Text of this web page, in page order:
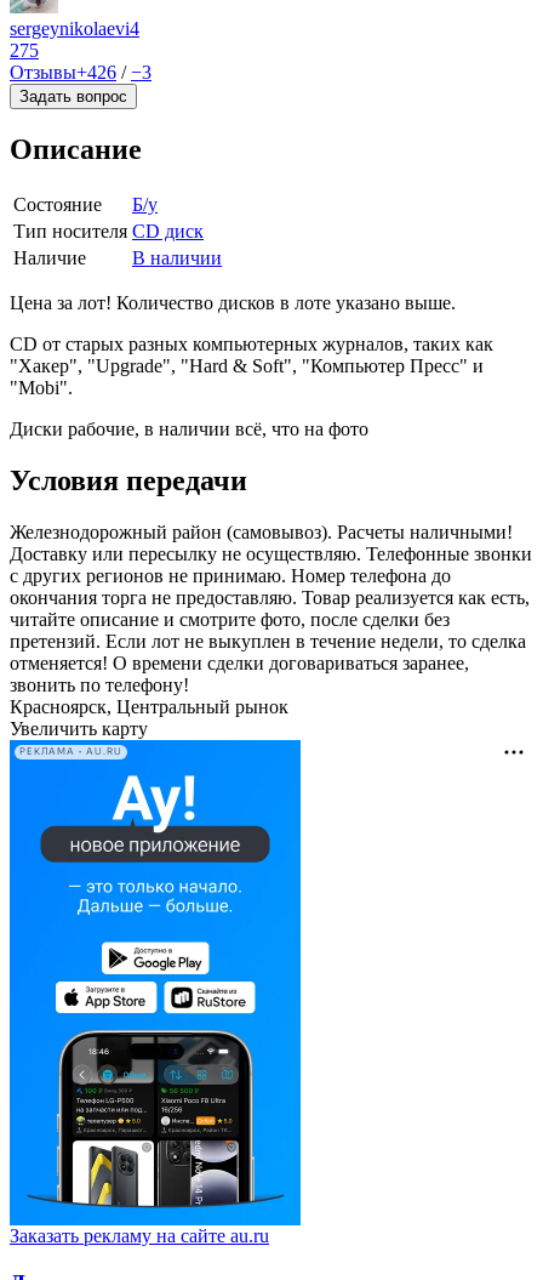
sergeynikolaevi4
275
Отзывы+426 /−3
Задать вопрос
Описание
Состояние
Б/у
Тип носителя CD диск
Наличие
В наличии
Цена за лот! Количество дисков в лоте указано выше.
CD от старых разных компьютерных журналов, таких как
"Хакер", "Upgrade", "Hard & Soft", "Компьютер Пресс" и
"Mobi".
Диски рабочие, в наличии всё, что на фото
Условия передачи
Железнодорожный район (самовывоз). Расчеты наличными!
Доставку или пересылку не осуществляю. Телефонные звонки
с других регионов не принимаю. Номер телефона до
окончания торга не предоставляю. Товар реализуется как есть,
читайте описание и смотрите фото, после сделки без
претензий. Если лот не выкуплен в течение недели, то сделка
отменяется! О времени сделки договариваться заранее,
звонить по телефону!
Красноярск, Центральный рынок
Увеличить карту
РЕКЛАМА • AU.RU
Заказать рекламу на сайте au.ru